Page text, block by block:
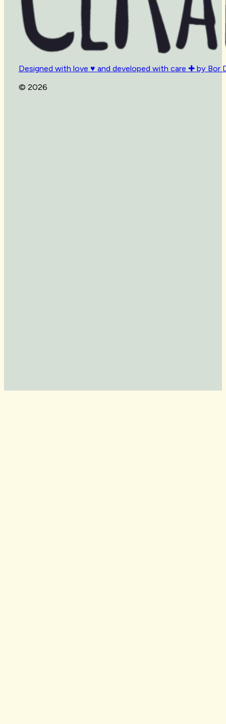
Designed with love ♥ and developed with care ✚ by Bor
© 2026